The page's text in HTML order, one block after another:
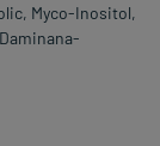
Myco-Inositol,